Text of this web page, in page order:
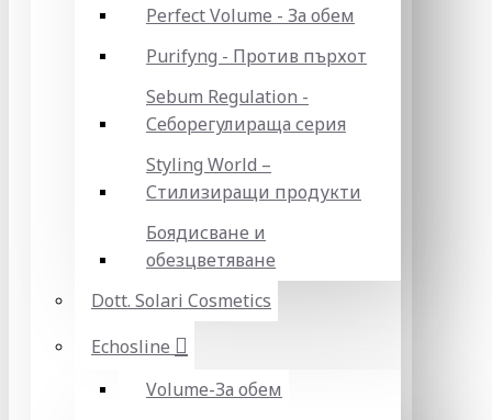
Perfect Volume - За обем
Purifyng - Против пърхот
Sebum Regulation -
Себорегулираща серия
Styling World –
Стилизиращи продукти
Боядисване и
обезцветяване
Dott. Solari Cosmetics
Echosline
Volume-За обем